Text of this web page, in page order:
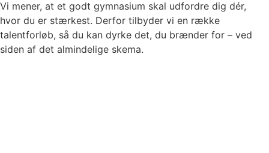
Vi mener, at et godt gymnasium skal udfordre dig dér,
hvor du er stærkest. Derfor tilbyder vi en række
talentforløb, så du kan dyrke det, du brænder for – ved
siden af det almindelige skema.